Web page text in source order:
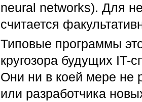
neural networks). Для
считается
Типовые программы
кругозора будущих IT-
Они ни в коей мере не
или разработчика